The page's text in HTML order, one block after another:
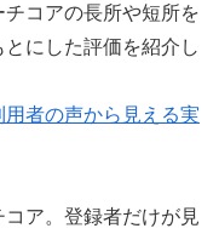
コアの長所や短所を
にした評価を紹介し
者の声から見える実
ア。登録者だけが見